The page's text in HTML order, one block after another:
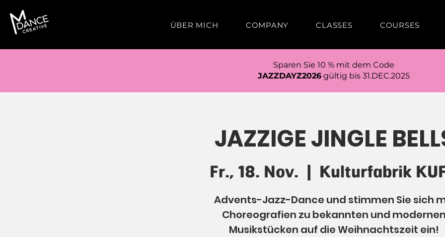
ÜBER MICH COMPANY CLASSES COURSES
Sparen Sie 10 % mit dem Code
JAZZDAYZ2026 gültig bis 31.DEC.2025
JAZZIGE JINGLE
Fr., 18. Nov. Kulturfabrik
Advents-Jazz-Dance und stimmen Sie sich
Choreografien zu bekannten und
Musikstücken auf die Weihnachtszeit ein!